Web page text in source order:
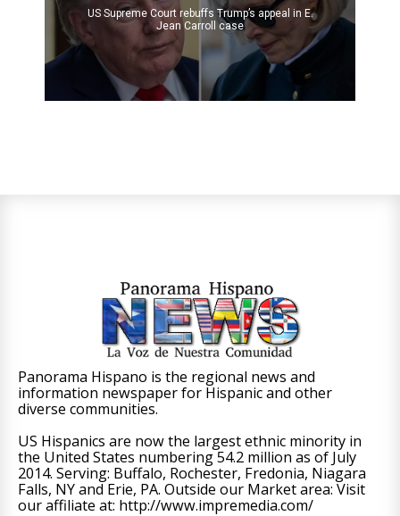
US Supreme Court rebuffs Trump’s appeal in E.
Jean Carroll case
Panorama Hispano is the regional news and
information newspaper for Hispanic and other
diverse communities.
US Hispanics are now the largest ethnic minority in
the United States numbering 54.2 million as of July
2014. Serving: Buffalo, Rochester, Fredonia, Niagara
Falls, NY and Erie, PA. Outside our Market area: Visit
our affiliate at: http://www.impremedia.com/